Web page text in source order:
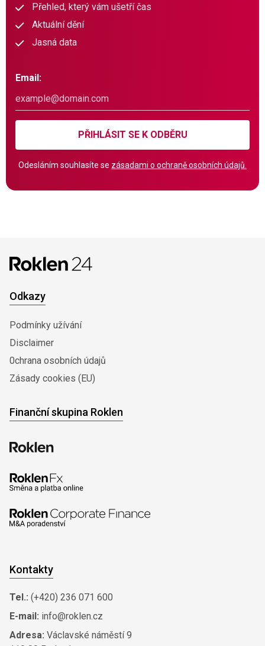
Přehled, který vám ušetří čas
Aktuální dění
Jasná data
Email:
PŘIHLÁSIT SE K ODBĚRU
Odesláním souhlasíte se zásadami o ochraně osobních údajů.
Odkazy
Podmínky užívání
Disclaimer
0chrana osobních údajů
Zásady cookies (EU)
Finanční skupina Roklen
Kontakty
Tel.: (+420) 236 071 600
E-mail: info@roklen.cz
Adresa: Václavské náměstí 9